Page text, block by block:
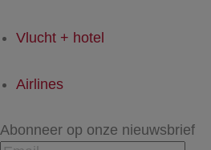
Vlucht + hotel
Airlines
Abonneer op onze nieuwsbrief